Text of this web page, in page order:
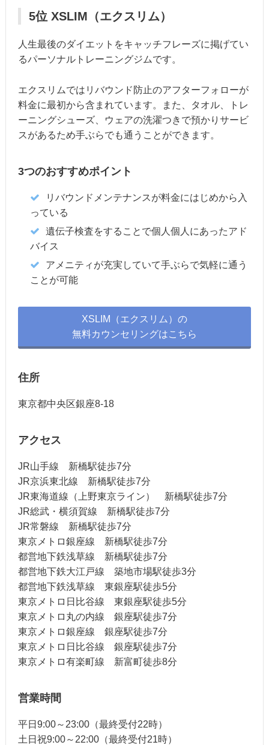
5位 XSLIM（エクスリム）
人生最後のダイエットをキャッチフレーズに掲げてい
るパーソナルトレーニングジムです。
エクスリムではリバウンド防止のアフターフォローが
料金に最初から含まれています。また、タオル、トレ
ーニングシューズ、ウェアの洗濯つきで預かりサービ
スがあるため手ぶらでも通うことができます。
3つのおすすめポイント
リバウンドメンテナンスが料金にはじめから入
っている
遺伝子検査をすることで個人個人にあったアド
バイス
アメニティが充実していて手ぶらで気軽に通う
ことが可能
XSLIM（エクスリム）の
無料カウンセリングはこちら
住所
東京都中央区銀座8-18
アクセス
JR山手線 新橋駅徒歩7分
JR京浜東北線 新橋駅徒歩7分
JR東海道線（上野東京ライン） 新橋駅徒歩7分
JR総武・横須賀線 新橋駅徒歩7分
JR常磐線 新橋駅徒歩7分
東京メトロ銀座線 新橋駅徒歩7分
都営地下鉄浅草線 新橋駅徒歩7分
都営地下鉄大江戸線 築地市場駅徒歩3分
都営地下鉄浅草線 東銀座駅徒歩5分
東京メトロ日比谷線 東銀座駅徒歩5分
東京メトロ丸の内線 銀座駅徒歩7分
東京メトロ銀座線 銀座駅徒歩7分
東京メトロ日比谷線 銀座駅徒歩7分
東京メトロ有楽町線 新富町徒歩8分
営業時間
平日9:00～23:00（最終受付22時）
土日祝9:00～22:00（最終受付21時）